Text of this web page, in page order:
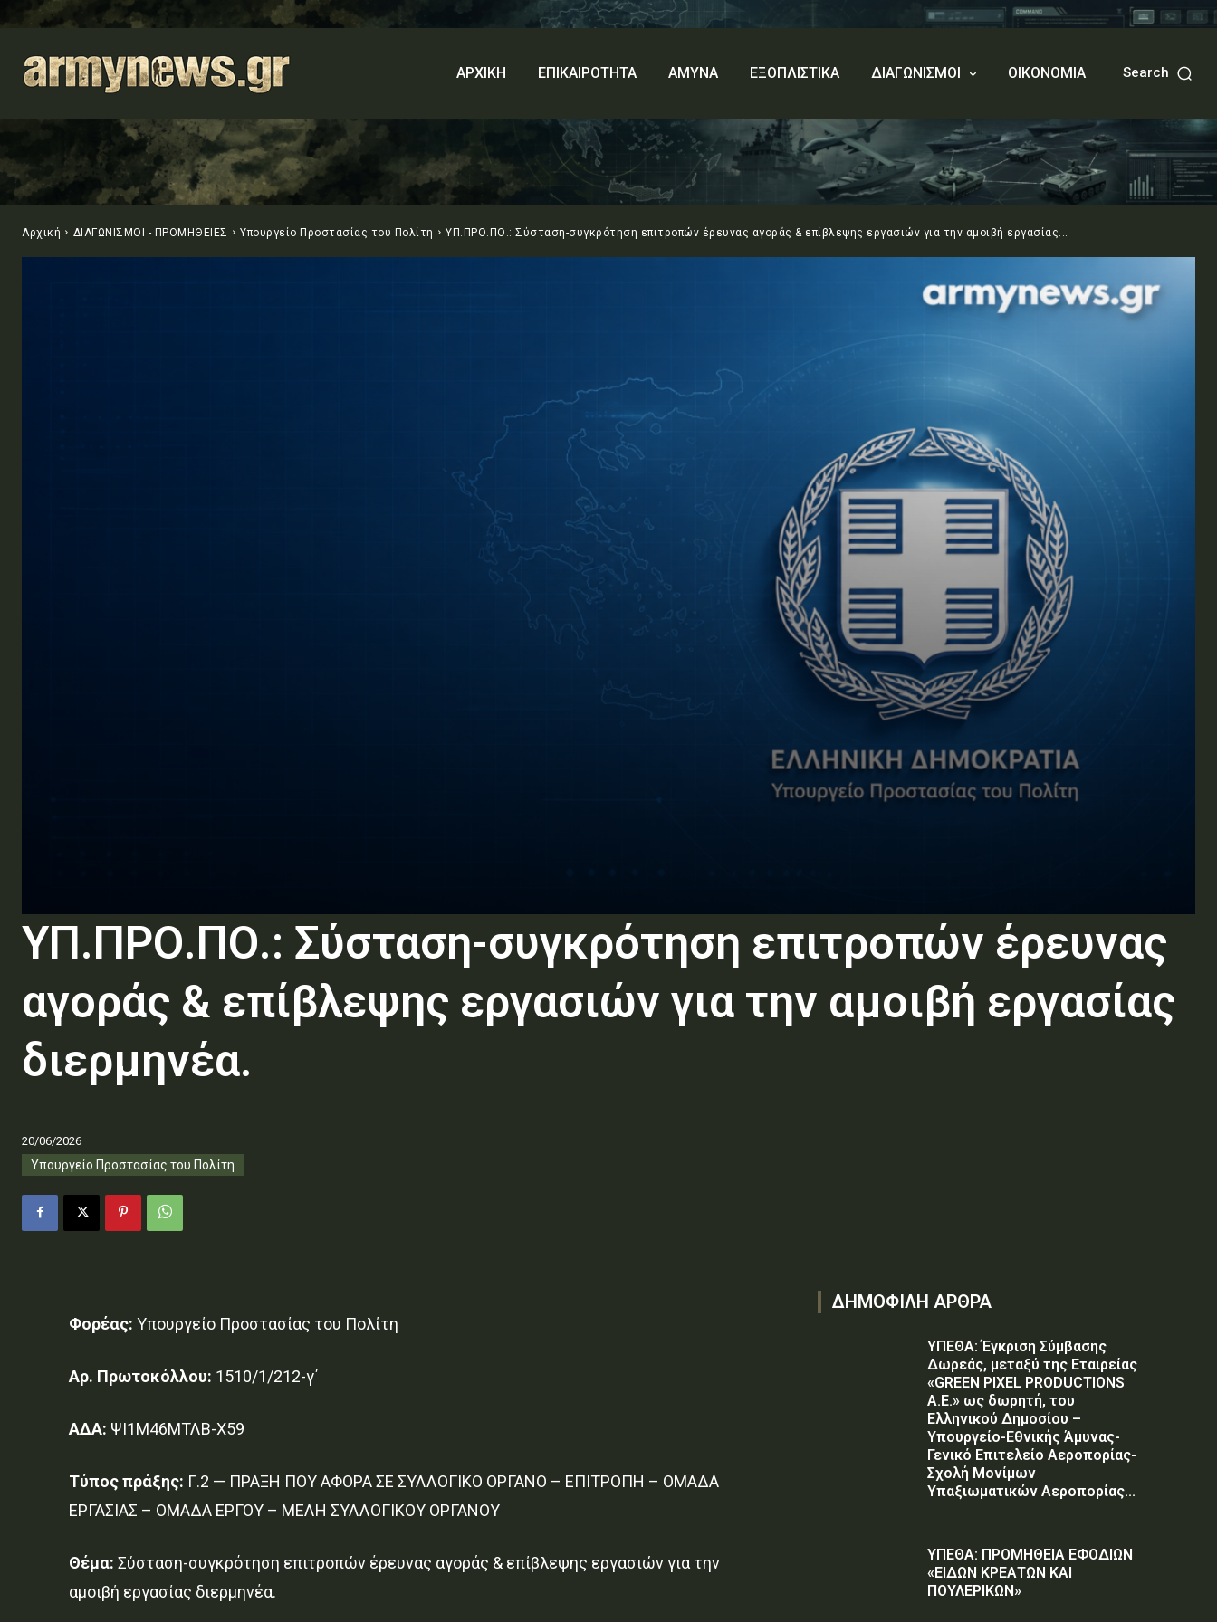
ΑΡΧΙΚΗ ΕΠΙΚΑΙΡΟΤΗΤΑ ΑΜΥΝΑ ΕΞΟΠΛΙΣΤΙΚΑ ΔΙΑΓΩΝΙΣΜΟΙ ΟΙΚΟΝΟΜΙΑ Search
Αρχική ΔΙΑΓΩΝΙΣΜΟΙ - ΠΡΟΜΗΘΕΙΕΣ Υπουργείο Προστασίας του Πολίτη ΥΠ.ΠΡΟ.ΠΟ.: Σύσταση-συγκρότηση επιτροπών έρευνας αγοράς & επίβλεψης εργασιών για την αμοιβή εργασίας...
ΥΠ.ΠΡΟ.ΠΟ.: Σύσταση-συγκρότηση επιτροπών έρευνας
αγοράς & επίβλεψης εργασιών για την αμοιβή εργασίας
διερμηνέα.
20/06/2026
Υπουργείο Προστασίας του Πολίτη
Φορέας: Υπουργείο Προστασίας του Πολίτη
Αρ. Πρωτοκόλλου: 1510/1/212-γ΄
ΑΔΑ: ΨΙ1Μ46ΜΤΛΒ-Χ59
Τύπος πράξης: Γ.2 — ΠΡΑΞΗ ΠΟΥ ΑΦΟΡΑ ΣΕ ΣΥΛΛΟΓΙΚΟ ΟΡΓΑΝΟ – ΕΠΙΤΡΟΠΗ – ΟΜΑΔΑ
ΕΡΓΑΣΙΑΣ – ΟΜΑΔΑ ΕΡΓΟΥ – ΜΕΛΗ ΣΥΛΛΟΓΙΚΟΥ ΟΡΓΑΝΟΥ
Θέμα: Σύσταση-συγκρότηση επιτροπών έρευνας αγοράς & επίβλεψης εργασιών για την
αμοιβή εργασίας διερμηνέα.
ΔΗΜΟΦΙΛΗ ΑΡΘΡΑ
ΥΠΕΘΑ: Έγκριση Σύμβασης
Δωρεάς, μεταξύ της Εταιρείας
«GREEN PIXEL PRODUCTIONS
Α.Ε.» ως δωρητή, του
Ελληνικού Δημοσίου –
Υπουργείο-Εθνικής Άμυνας-
Γενικό Επιτελείο Αεροπορίας-
Σχολή Μονίμων
Υπαξιωματικών Αεροπορίας...
ΥΠΕΘΑ: ΠΡΟΜΗΘΕΙΑ ΕΦΟΔΙΩΝ
«ΕΙΔΩΝ ΚΡΕΑΤΩΝ ΚΑΙ
ΠΟΥΛΕΡΙΚΩΝ»